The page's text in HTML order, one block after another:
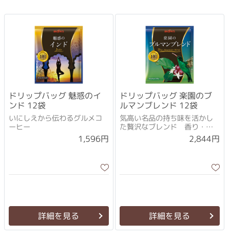
ドリップバッグ 魅惑のイ
ンド 12袋
いにしえから伝わるグルメコ
ーヒー
1,596円
詳細を見る
ドリップバッグ 楽園のブ
ルマンブレンド 12袋
気高い名品の持ち味を活かし
た贅沢なブレンド 香り・
味・コクの秀逸なバランス2,844円
詳細を見る